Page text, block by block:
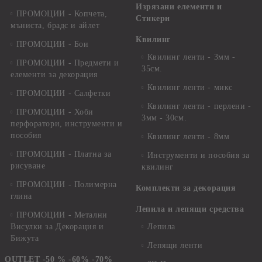
ПРОМОЦИИ - Копчета,
мъниста, брадс и айлет
ПРОМОЦИИ - Бои
ПРОМОЦИИ - Предмети и
елементи за декорация
ПРОМОЦИИ - Салфетки
ПРОМОЦИИ - Хоби
перфоратори, инструменти и
пособия
ПРОМОЦИИ - Платна за
рисуване
ПРОМОЦИИ - Полимерна
глина
ПРОМОЦИИ - Метални
Висулки за Декорация и
Бижута
OUTLET -50 % -60% -70%
Изрязани елементи и
Стикери
Квилинг
Квилинг ленти - 3мм -
35см.
Квилинг ленти - микс
Квилинг ленти - перлени -
3мм - 30см.
Квилинг ленти - 8мм
Инструменти и пособия за
квилинг
Комплекти за декорация
Лепила и лепящи средства
Лепила
Лепящи ленти